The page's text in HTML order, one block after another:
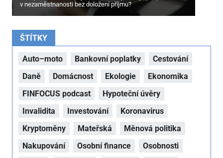
v nezaměstnanosti bez doložení příjmu?
ŠTÍTKY
Auto–moto Bankovní poplatky
Cestování
Daně
Domácnost Ekologie
Ekonomika
FINFOCUS podcast
Hypoteční úvěry
Invalidita
Investování
Koronavirus
Kryptoměny
Mateřská
Měnová politika
Nakupování
Osobní finance
Osobnosti